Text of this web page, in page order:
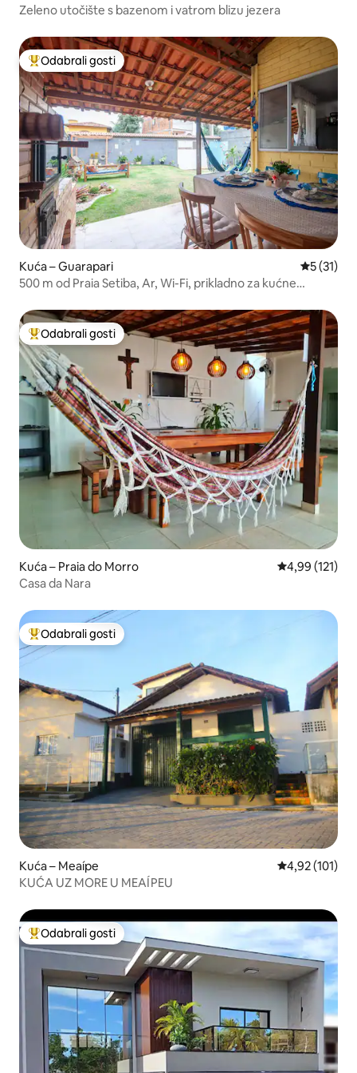
Zeleno utočište s bazenom i vatrom blizu jezera
Među najviše rangiranima s oznakom „Odabrali gosti”
Odabrali gosti
Kuća – Guarapari Prosječna
5 (31)
500 m od Praia Setiba, Ar, Wi-Fi, prikladno za kućne
Među najviše rangiranima s oznakom „Odabrali gosti”
Odabrali gosti
Kuća – Praia do Morro Prosječna
4,99 (121)
Casa da Nara
Među najviše rangiranima s oznakom „Odabrali gosti”
Odabrali gosti
Kuća – Meaípe Prosječna
4,92 (101)
KUĆA UZ MORE U MEAÍPEU
Među najviše rangiranima s oznakom „Odabrali gosti”
Odabrali gosti